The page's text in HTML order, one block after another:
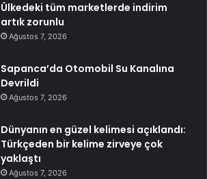
Ülkedeki tüm marketlerde indirim
artık zorunlu
Ağustos 7, 2026
Sapanca’da Otomobil Su Kanalına
Devrildi
Ağustos 7, 2026
Dünyanın en güzel kelimesi açıklandı:
Türkçeden bir kelime zirveye çok
yaklaştı
Ağustos 7, 2026